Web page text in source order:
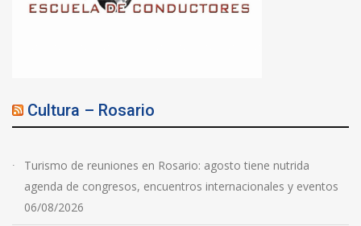
Cultura – Rosario
Turismo de reuniones en Rosario: agosto tiene nutrida
agenda de congresos, encuentros internacionales y eventos
06/08/2026